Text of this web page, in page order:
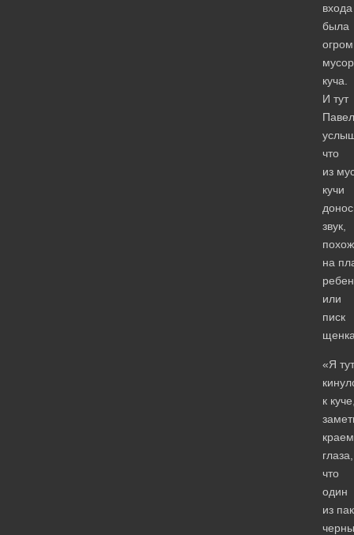
входа
была
куча.
И тут
Павел
что
из
кучи
звук,
на
или
писк
«Я
к
краем
глаза,
что
один
из